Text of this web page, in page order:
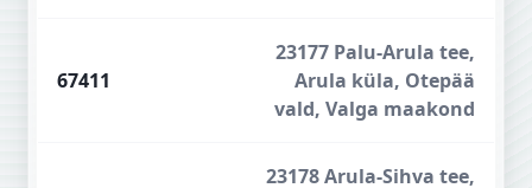
67411
23177 Palu-Arula tee,
Arula küla, Otepää
vald, Valga maakond
23178 Arula-Sihva tee,